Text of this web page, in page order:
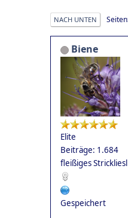
NACH UNTEN Seiten
Biene
Elite
Beiträge: 1.684
fleißiges Strickliesl
Gespeichert